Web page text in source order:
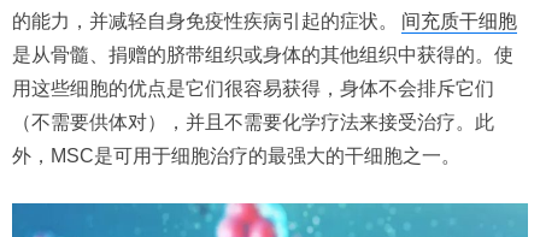
的能力，并减轻自身免疫性疾病引起的症状。
间充质干细胞
是从骨髓、捐赠的脐带组织或身体的其他组织中获得的。使
用这些细胞的优点是它们很容易获得，身体不会排斥它们
（不需要供体对），并且不需要化学疗法来接受治疗。此
外，MSC是可用于细胞治疗的最强大的干细胞之一。